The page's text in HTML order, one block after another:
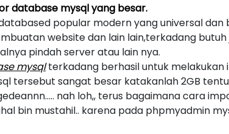
database mysql yang besar.
popular modern yang universal
website dan lain lain,terkadang
pindah server atau lain nya.
mysqlterkadang berhasil untuk
tersebut sangat besar katakanlah 2GB
nah loh,, terus bagaimana cara
bin mustahil.. karena pada phpmyadmin